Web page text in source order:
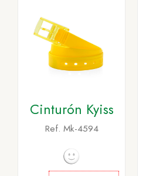
Cinturón Kyiss
Ref. Mk-4594